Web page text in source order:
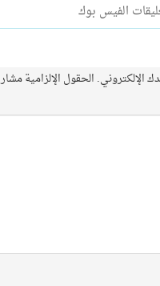
الفيس بوك
الإلكتروني. الحقول الإلزامية مشار